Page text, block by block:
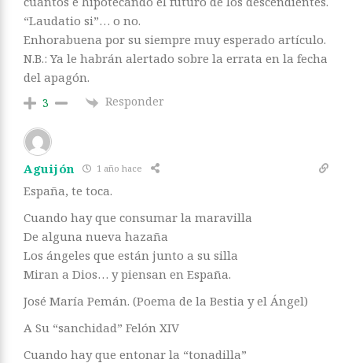
“Laudatio si”… o no.
Enhorabuena por su siempre muy esperado artículo.
N.B.: Ya le habrán alertado sobre la errata en la fecha
del apagón.
3 Responder
Aguijón 1 año hace
España, te toca.
Cuando hay que consumar la maravilla
De alguna nueva hazaña
Los ángeles que están junto a su silla
Miran a Dios… y piensan en España.
José María Pemán. (Poema de la Bestia y el Ángel)
A Su “sanchidad” Felón XIV
Cuando hay que entonar la “tonadilla”